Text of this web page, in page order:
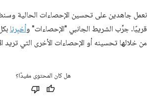
نعمل جاهدين على تحسين الإحصاءات الحالية
قريبًا. جرِّب الشريط الجانبي "الإحصاءات" وأخبِرنا
من خلالها تحسينه أو الإحصاءات الأخرى التي تريد
هل كان المحتوى مفيدًا؟